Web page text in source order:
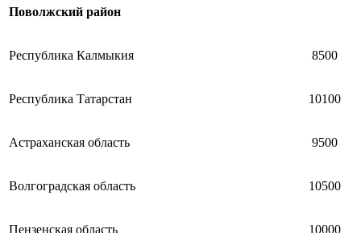
Поволжский район
Республика Калмыкия 8500
Республика Татарстан 10100
Астраханская область 9500
Волгоградская область 10500
Пензенская область 10000